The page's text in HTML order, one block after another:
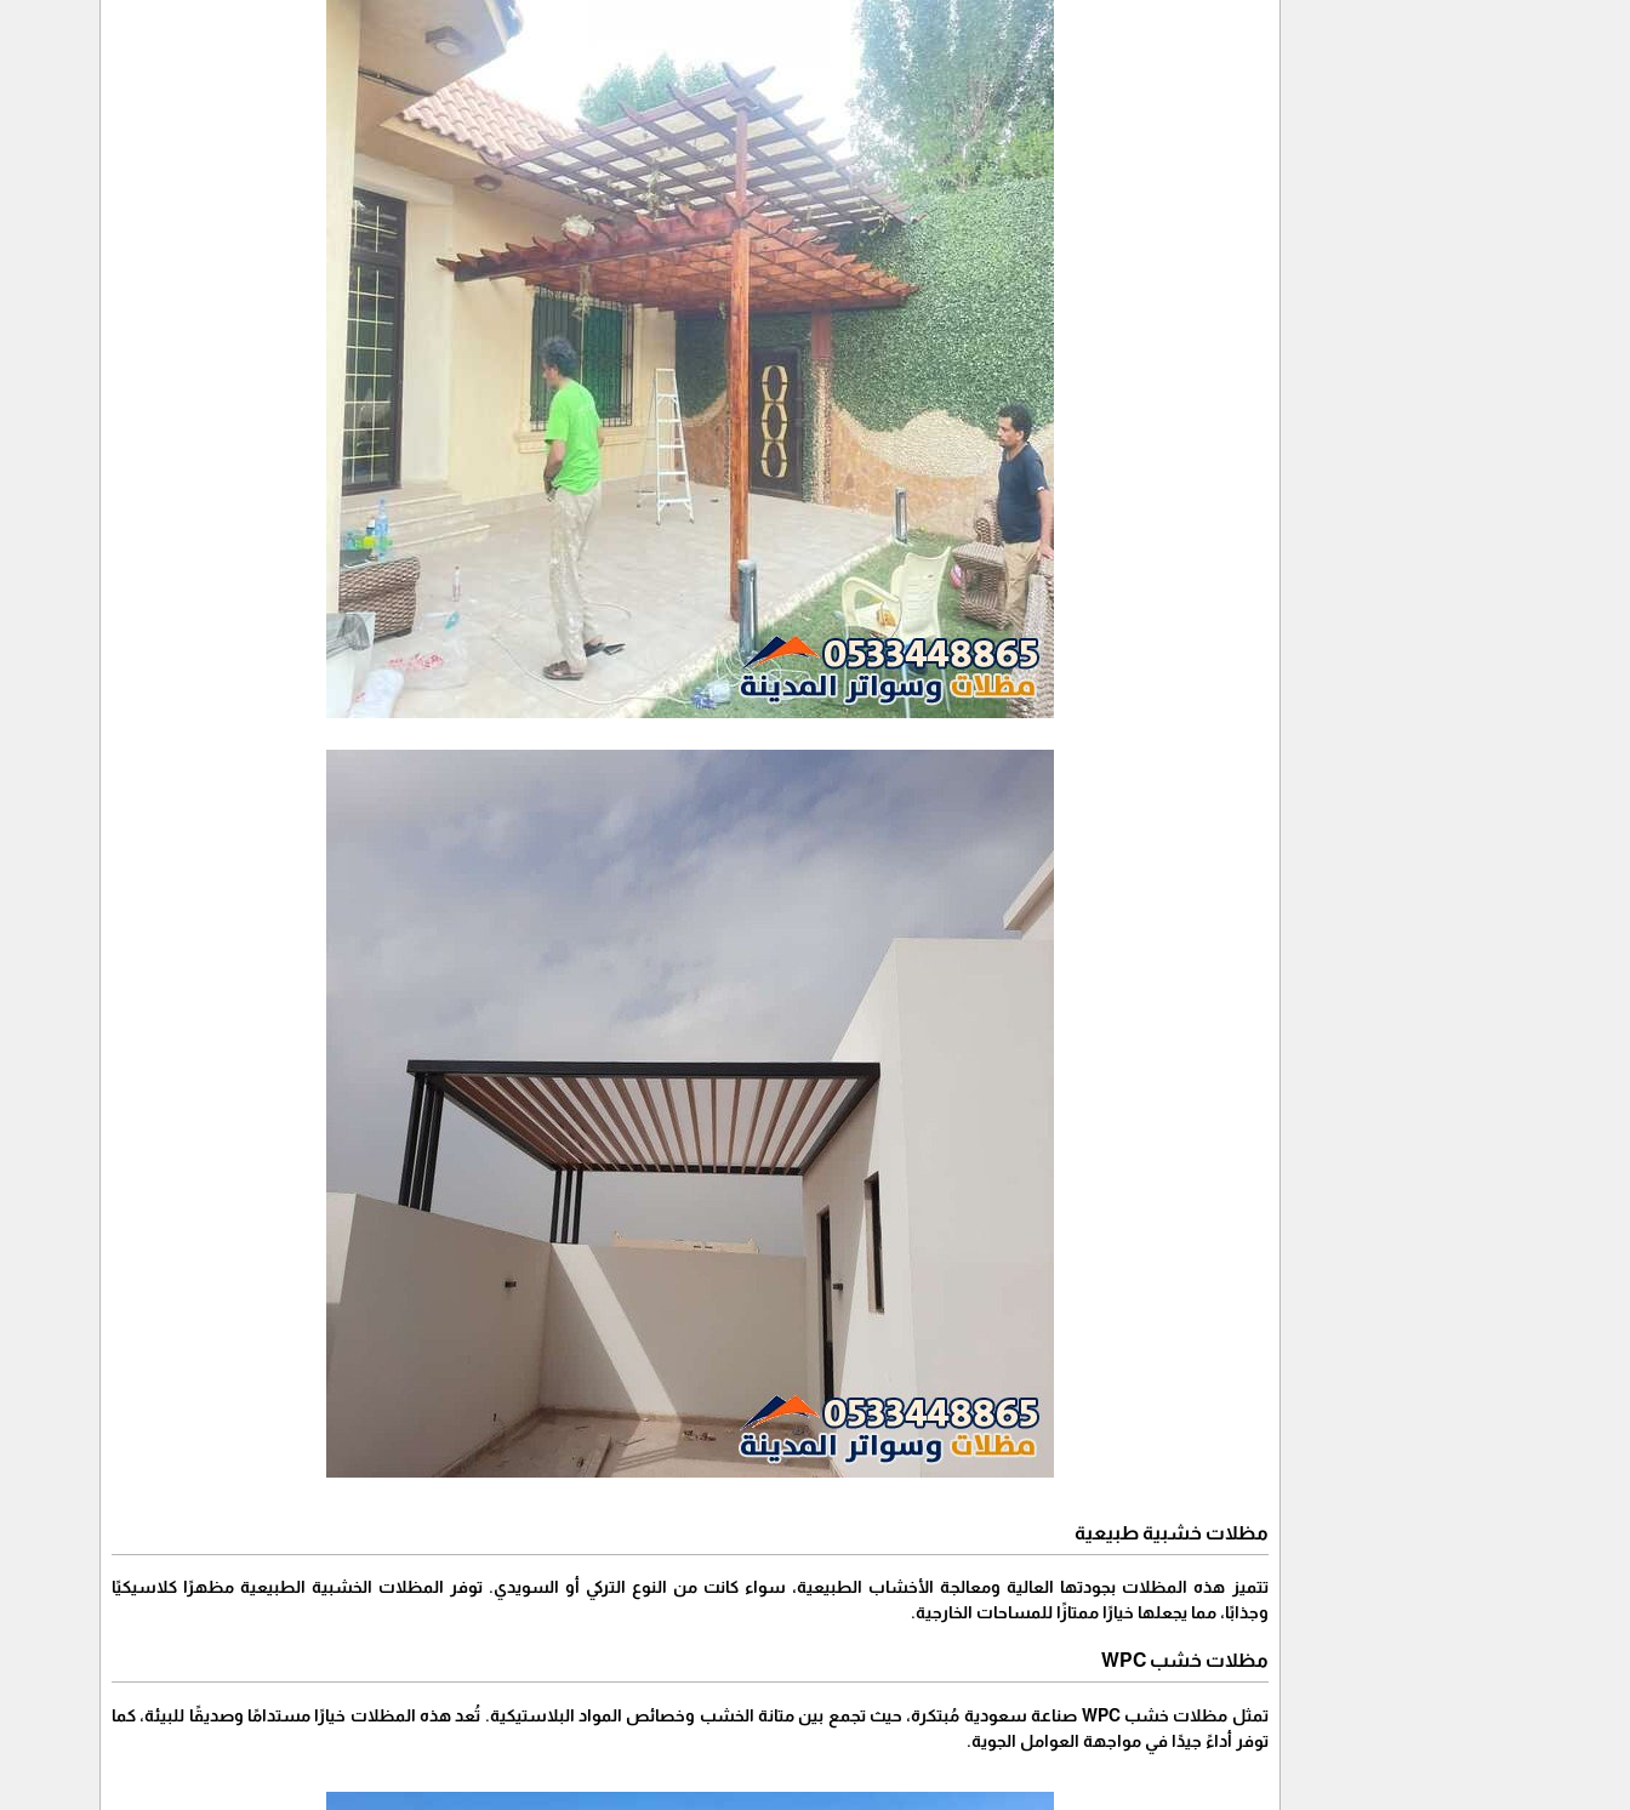
مظلات خشبية طبيعية
تتميز هذه المظلات بجودتها العالية ومعالجة الأخشاب الطبيعية، سواء كانت من النوع التركي أو السويدي. توفر المظلات الخشبية الطبيعية مظهرًا كلاسيكيًا
وجذابًا، مما يجعلها خيارًا ممتازًا للمساحات الخارجية.
مظلات خشب WPC
تمثل مظلات خشب WPC صناعة سعودية مُبتكرة، حيث تجمع بين متانة الخشب وخصائص المواد البلاستيكية. تُعد هذه المظلات خيارًا مستدامًا وصديقًا للبيئة، كما
توفر أداءً جيدًا في مواجهة العوامل الجوية.